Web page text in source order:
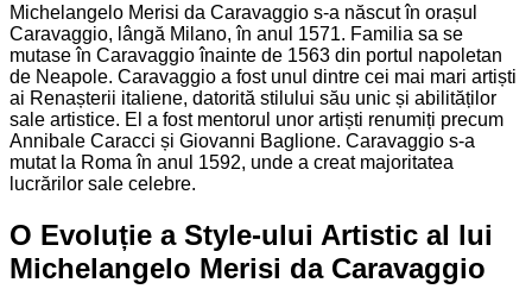
Michelangelo Merisi da Caravaggio s-a născut în orașul
Caravaggio, lângă Milano, în anul 1571. Familia sa se
mutase în Caravaggio înainte de 1563 din portul napoletan
de Neapole. Caravaggio a fost unul dintre cei mai mari artiști
ai Renașterii italiene, datorită stilului său unic și abilităților
sale artistice. El a fost mentorul unor artiști renumiți precum
Annibale Caracci și Giovanni Baglione. Caravaggio s-a
mutat la Roma în anul 1592, unde a creat majoritatea
lucrărilor sale celebre.
O Evoluție a Style-ului Artistic al lui
Michelangelo Merisi da Caravaggio